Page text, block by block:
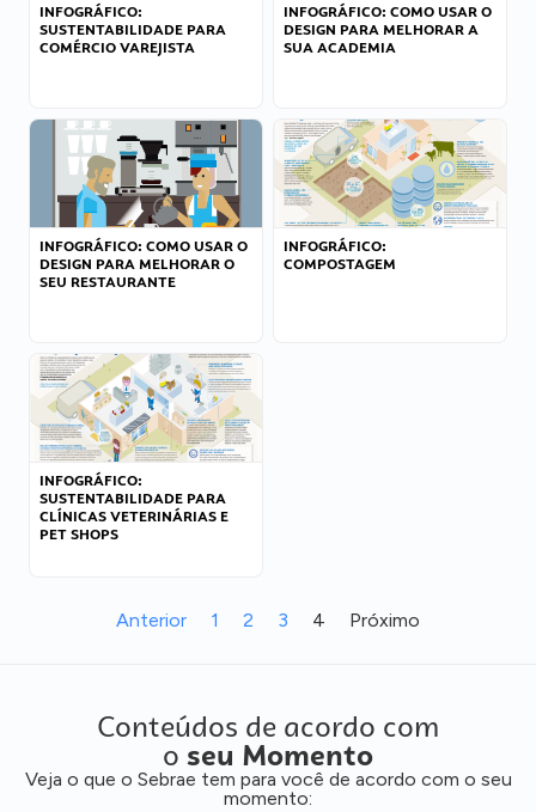
INFOGRÁFICO:
SUSTENTABILIDADE PARA
COMÉRCIO VAREJISTA
INFOGRÁFICO: COMO USAR O
DESIGN PARA MELHORAR A
SUA ACADEMIA
INFOGRÁFICO: COMO USAR O
DESIGN PARA MELHORAR O
SEU RESTAURANTE
INFOGRÁFICO:
COMPOSTAGEM
INFOGRÁFICO:
SUSTENTABILIDADE PARA
CLÍNICAS VETERINÁRIAS E
PET SHOPS
Anterior 1 2 3 4 Próximo
Conteúdos de acordo com
o seu Momento
Veja o que o Sebrae tem para você de acordo com o seu
momento: